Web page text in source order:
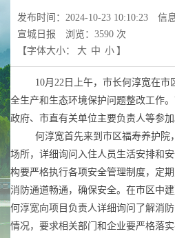
发布时间：2024-10-23 10:10:23 信
宣城日报
浏览：3590 次
【字体大小：
大 中 小 】
10月22日上午，市长何淳宽在市
全生产和生态环境保护问题整改工作
政府、市直有关单位主要负责人等参加
何淳宽首先来到市区福寿养护院
场所，详细询问入住人员生活安排和
构要严格执行各项安全管理制度，定
消防通道畅通，确保安全。在市区中
何淳宽向项目负责人详细询问了解消
情况，要求相关部门和企业要严格落